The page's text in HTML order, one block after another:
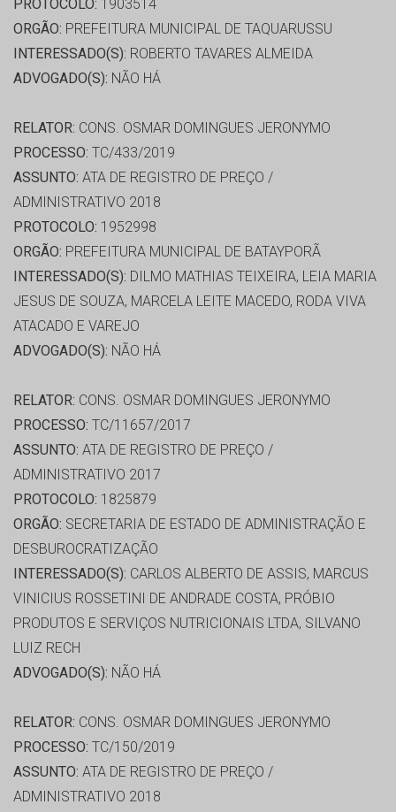
PROTOCOLO: 1903514
ORGÃO: PREFEITURA MUNICIPAL DE TAQUARUSSU
INTERESSADO(S): ROBERTO TAVARES ALMEIDA
ADVOGADO(S): NÃO HÁ
RELATOR: CONS. OSMAR DOMINGUES JERONYMO
PROCESSO: TC/433/2019
ASSUNTO: ATA DE REGISTRO DE PREÇO /
ADMINISTRATIVO 2018
PROTOCOLO: 1952998
ORGÃO: PREFEITURA MUNICIPAL DE BATAYPORÃ
INTERESSADO(S): DILMO MATHIAS TEIXEIRA, LEIA MARIA
JESUS DE SOUZA, MARCELA LEITE MACEDO, RODA VIVA
ATACADO E VAREJO
ADVOGADO(S): NÃO HÁ
RELATOR: CONS. OSMAR DOMINGUES JERONYMO
PROCESSO: TC/11657/2017
ASSUNTO: ATA DE REGISTRO DE PREÇO /
ADMINISTRATIVO 2017
PROTOCOLO: 1825879
ORGÃO: SECRETARIA DE ESTADO DE ADMINISTRAÇÃO E
DESBUROCRATIZAÇÃO
INTERESSADO(S): CARLOS ALBERTO DE ASSIS, MARCUS
VINICIUS ROSSETINI DE ANDRADE COSTA, PRÓBIO
PRODUTOS E SERVIÇOS NUTRICIONAIS LTDA, SILVANO
LUIZ RECH
ADVOGADO(S): NÃO HÁ
RELATOR: CONS. OSMAR DOMINGUES JERONYMO
PROCESSO: TC/150/2019
ASSUNTO: ATA DE REGISTRO DE PREÇO /
ADMINISTRATIVO 2018